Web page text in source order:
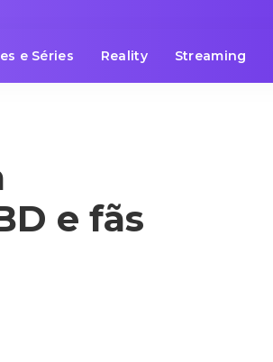
e Séries Reality Streaming
e fãs